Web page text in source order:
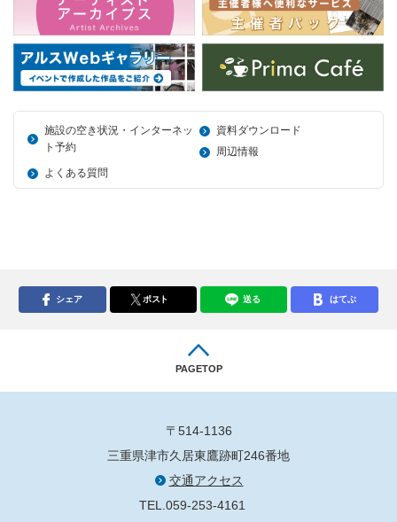
施設の空き状況・インターネッ
ト予約
資料ダウンロード
周辺情報
よくある質問
シェア ポスト 送る はてぶ
PAGETOP
〒514-1136
三重県津市久居東鷹跡町246番地
交通アクセス
TEL.059-253-4161